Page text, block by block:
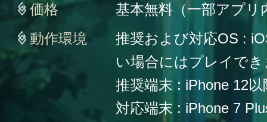
価格
基本無料（一部アプリ
動作環境
推奨および対応OS :
い場合にはプレイで
推奨端末 : iPhone 12以
対応端末 : iPhone 7